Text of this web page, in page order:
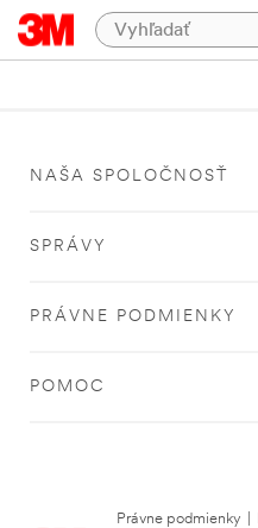
NAŠA SPOLOČNOSŤ
SPRÁVY
PRÁVNE PODMIENKY
POMOC
Právne podmienky